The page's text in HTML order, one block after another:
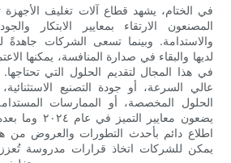
في الختام، يشهد قطاع آلات تغليف
المصنعون الارتقاء بمعايير الابتكار
والاستدامة. وبينما تسعى الشركات جاهدةً
لديها والبقاء في صدارة المنافسة، يمكنها
في هذا المجال لتقديم الحلول التي تحتاجها.
عالي السرعة، أو جودة التصنيع الاستثنائية،
الحلول المخصصة، أو الممارسات
يضعون معايير
اطلاع دائم بأحدث التطورات والعروض من
يمكن للشركات اتخاذ قرارات مدروسة تُعزز